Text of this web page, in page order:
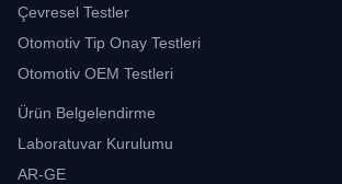
Çevresel Testler
Otomotiv Tip Onay Testleri
Otomotiv OEM Testleri
Ürün Belgelendirme
Laboratuvar Kurulumu
AR-GE